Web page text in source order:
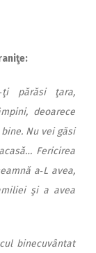
părăsi ţara,
deoarece
Nu vei găsi
Fericirea
a‑L avea,
şi a avea
binecuvântat